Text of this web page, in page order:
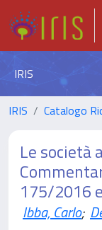
IRIS
IRIS Catalogo
Le società
175/2016
Ibba, Carlo;